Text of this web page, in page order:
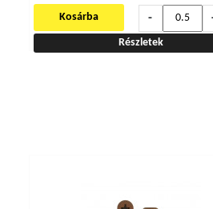
-
Kosárba
Részletek